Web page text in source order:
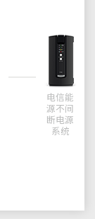
电信能
源不间
断电源
系统